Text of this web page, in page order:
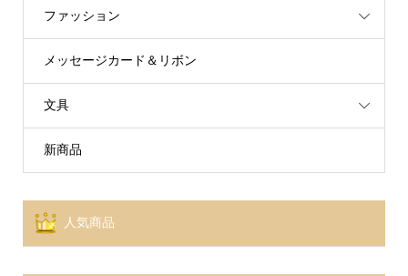
ファッション
メッセージカード＆リボン
文具
新商品
人気商品